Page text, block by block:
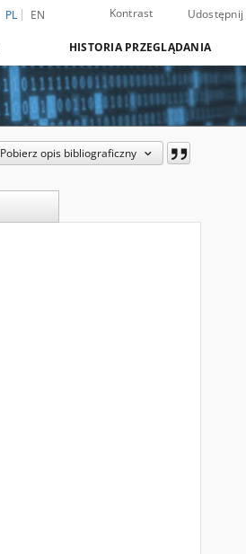
PL EN Kontrast Udostępnij
HISTORIA PRZEGLĄDANIA
Pobierz opis bibliograficzny